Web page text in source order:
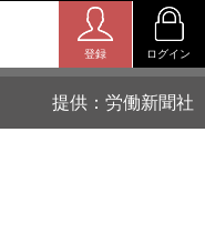
登録 ログイン
提供：労働新聞社